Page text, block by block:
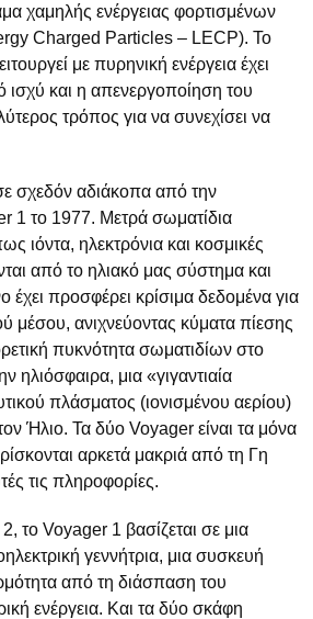
χαμηλής ενέργειας φορτισμένων
Charged Particles – LECP). Το
με πυρηνική ενέργεια έχει
ισχύ και η απενεργοποίηση του
τρόπος για να συνεχίσει να
σχεδόν αδιάκοπα από την
1 το 1977. Μετρά σωματίδια
ιόντα, ηλεκτρόνια και κοσμικές
από το ηλιακό μας σύστημα και
έχει προσφέρει κρίσιμα δεδομένα για
μέσου, ανιχνεύοντας κύματα πίεσης
πυκνότητα σωματιδίων στο
ηλιόσφαιρα, μια «γιγαντιαία
πλάσματος (ιονισμένου αερίου)
Ήλιο. Τα δύο Voyager είναι τα μόνα
αρκετά μακριά από τη Γη
τις πληροφορίες.
το Voyager 1 βασίζεται σε μια
γεννήτρια, μια συσκευή
από τη διάσπαση του
ενέργεια. Και τα δύο σκάφη